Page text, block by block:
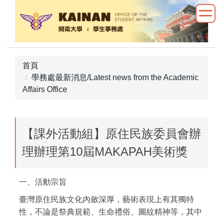
首頁
學務處最新消息/Latest news from the Academic
Affairs Office
【課外活動組】原住民族委員會辦
理辦理第10屆MAKAPAH美術獎
一、活動宗旨
臺灣原住民族文化內斂深厚，藝術表現上有其獨特
性，不論是祭典規範、生命禮俗、圖紋精神等，其中